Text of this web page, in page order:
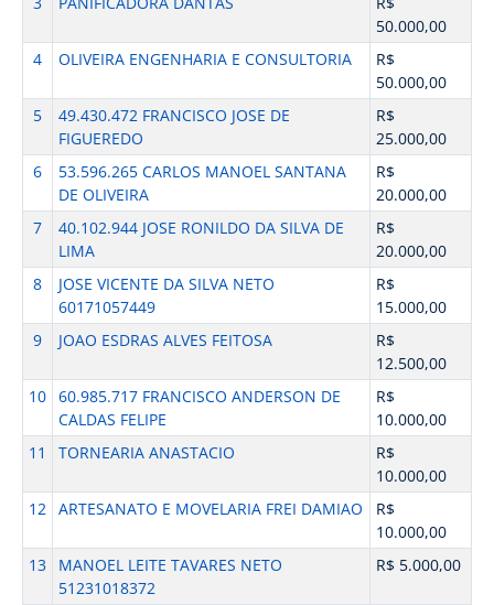
50.000,00
4
OLIVEIRA ENGENHARIA E CONSULTORIA
R$
50.000,00
5
49.430.472 FRANCISCO JOSE DE
FIGUEREDO
R$
25.000,00
6
53.596.265 CARLOS MANOEL SANTANA
DE OLIVEIRA
R$
20.000,00
7
40.102.944 JOSE RONILDO DA SILVA DE
LIMA
R$
20.000,00
8
JOSE VICENTE DA SILVA NETO
60171057449
R$
15.000,00
9
JOAO ESDRAS ALVES FEITOSA
R$
12.500,00
10 60.985.717 FRANCISCO ANDERSON DE
CALDAS FELIPE
R$
10.000,00
11
TORNEARIA ANASTACIO
R$
10.000,00
12 ARTESANATO E MOVELARIA FREI DAMIAO
R$
10.000,00
13
MANOEL LEITE TAVARES NETO
51231018372
R$ 5.000,00